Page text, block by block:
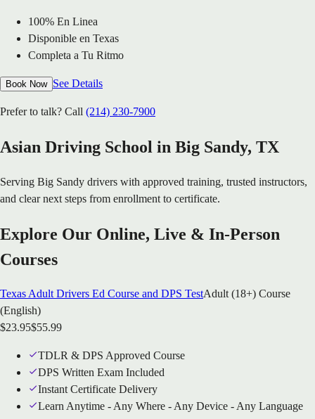
100% En Linea
Disponible en Texas
Completa a Tu Ritmo
Book Now See Details
Prefer to talk? Call (214) 230-7900
Asian Driving School in Big Sandy, TX
Serving Big Sandy drivers with approved training, trusted instructors,
and clear next steps from enrollment to certificate.
Explore Our Online, Live & In-Person
Courses
Texas Adult Drivers Ed Course and DPS TestAdult (18+) Course
(English)
$23.95$55.99
TDLR & DPS Approved Course
DPS Written Exam Included
Instant Certificate Delivery
Learn Anytime - Any Where - Any Device - Any Language